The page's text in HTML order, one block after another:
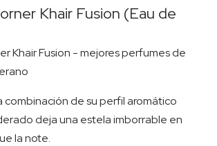
Khair Fusion (Eau de
combinación de su perfil aromático
deja una estela imborrable en
la note.